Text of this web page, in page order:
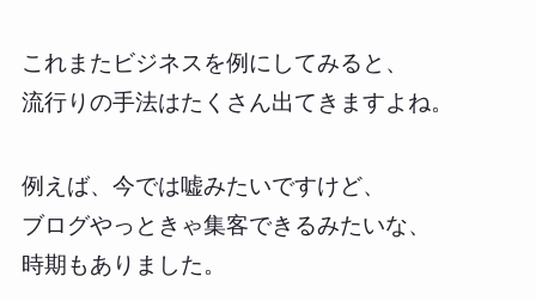
これまたビジネスを例にしてみると、
流行りの手法はたくさん出てきますよね。
例えば、今では嘘みたいですけど、
ブログやっときゃ集客できるみたいな、
時期もありました。